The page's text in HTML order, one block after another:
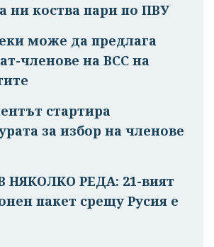
ни коства пари по ПВУ
може да предлага
членове на ВСС на
стартира
за избор на членове
НЯКОЛКО РЕДА: 21-вият
пакет срещу Русия е